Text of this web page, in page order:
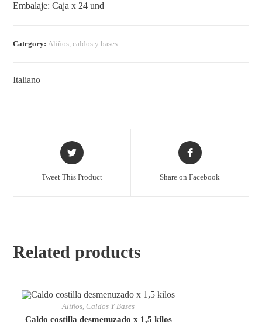
Embalaje: Caja x 24 und
Category:Aliños, caldos y bases
Italiano
Tweet This Product Share on Facebook
Related products
Aliños, Caldos Y Bases
Caldo costilla desmenuzado x 1,5 kilos